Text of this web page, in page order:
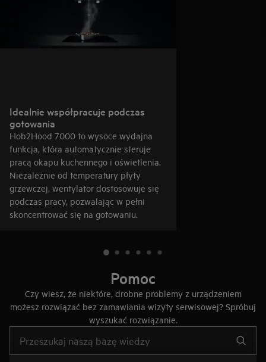
Idealnie współpracuje podczas
gotowania
Hob2Hood 7000 to wysoce wydajna
funkcja, która automatycznie steruje
pracą okapu kuchennego i oświetlenia.
Niezależnie od temperatury płyty
grzewczej, wentylator dostosowuje się
podczas pracy, pozwalając w pełni
skoncentrować się na gotowaniu.
Pomoc
Czy wiesz, że niektóre, drobne problemy z urządzeniem
możesz rozwiązać bez zamawiania wizyty serwisowej? Spróbuj
wyszukać rozwiązanie.